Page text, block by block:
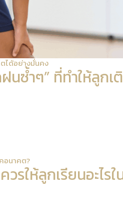
ได้อย่างมั่นคง
ซ้ำๆ” ที่ทำให้ลูกเ
อนาคต?
รให้ลูกเรียนอะไร